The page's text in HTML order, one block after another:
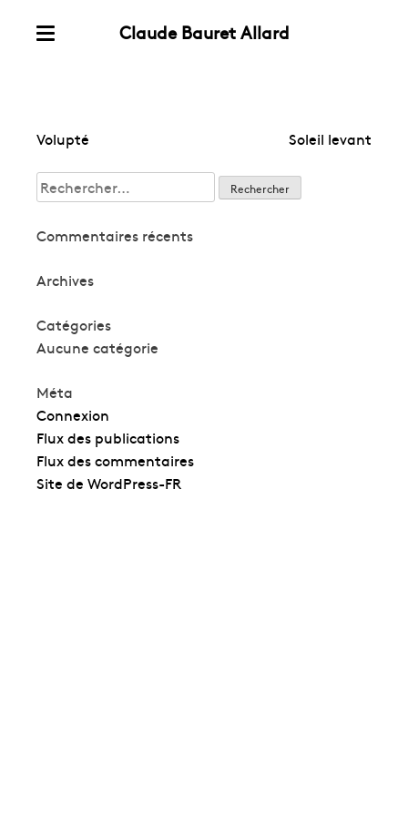
Skip
Claude Bauret Allard
Navigation
l’article
Volupté Soleil levant
Rechercher :
Commentaires récents
Archives
Catégories
Aucune catégorie
Méta
Connexion
Flux des publications
Flux des commentaires
Site de WordPress-FR